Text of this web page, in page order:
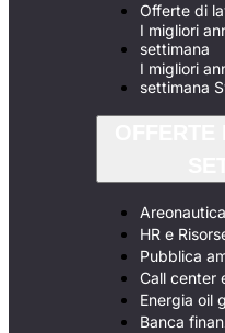
Offerte di
I migliori
settimana
I migliori
settimana
HR e
Pubblica
Call center
Energia oil
Banca